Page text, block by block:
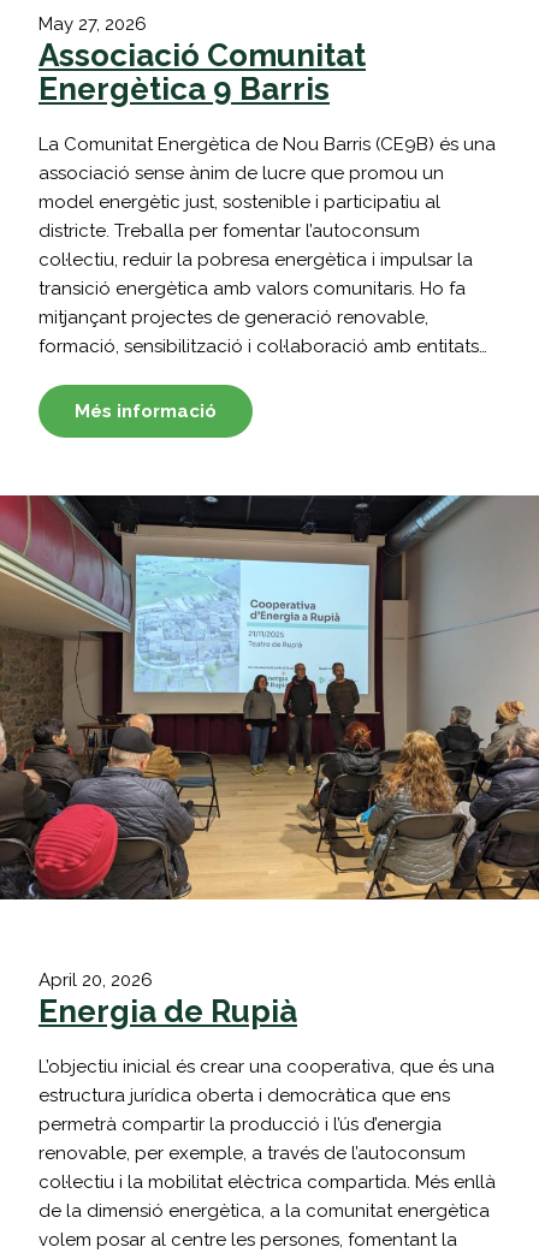
May 27, 2026
Associació Comunitat
Energètica 9 Barris
La Comunitat Energètica de Nou Barris (CE9B) és una
associació sense ànim de lucre que promou un
model energètic just, sostenible i participatiu al
districte. Treballa per fomentar l’autoconsum
col·lectiu, reduir la pobresa energètica i impulsar la
transició energètica amb valors comunitaris. Ho fa
mitjançant projectes de generació renovable,
formació, sensibilització i col·laboració amb entitats…
Més informació
April 20, 2026
Energia de Rupià
L’objectiu inicial és crear una cooperativa, que és una
estructura jurídica oberta i democràtica que ens
permetrà compartir la producció i l’ús d’energia
renovable, per exemple, a través de l’autoconsum
col·lectiu i la mobilitat elèctrica compartida. Més enllà
de la dimensió energètica, a la comunitat energètica
volem posar al centre les persones, fomentant la